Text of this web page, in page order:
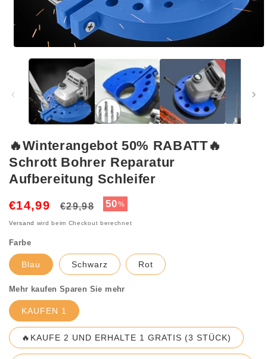
Modal
öffnen
🔥Winterangebot 50% RABATT🔥
Schrott Bohrer Reparatur
Aufbereitung Schleifer
€14,99
Normaler
€29,98 Verkaufspreis
50%
Versand wird beim Checkout berechnet
Farbe
Blau Schwarz Rot
Mehr kaufen Sparen Sie mehr
KAUFEN 1
🔥KAUFE 2 UND ERHALTE 1 GRATIS (3 STÜCK)